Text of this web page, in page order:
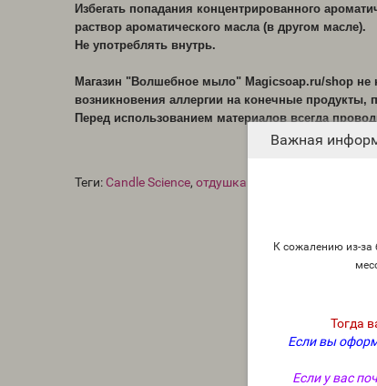
Важная
К сожалению из-за
Тогда
Если вы
Если у вас
Избегать попадания концентрированного
раствор ароматического масла (в другом масле).
Не употреблять внутрь.
Магазин "Волшебное мыло" Magicsoap.ru/shop не
возникновения аллергии на конечные продукты,
Перед использованием материалов всегда
Теги:Candle Science,отдушка США